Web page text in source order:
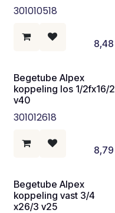
301010518
8,48
Begetube Alpex
koppeling los 1/2fx16/2
v40
301012618
8,79
Begetube Alpex
koppeling vast 3/4
x26/3 v25